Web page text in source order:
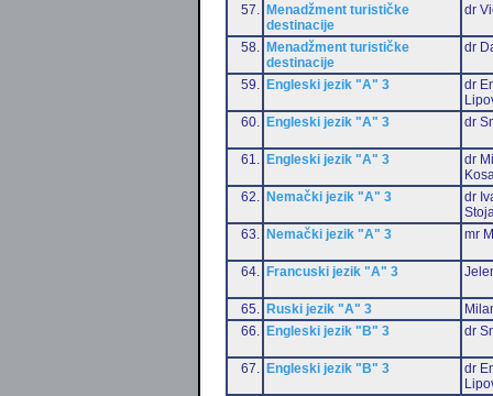
57.
Menadžment turističke
destinacije
dr
58.
Menadžment turističke
destinacije
dr
59. Engleski jezik "A" 3
dr
60.
Engleski jezik "A" 3 dr
61. Engleski jezik "A" 3
dr
62.
Nemački jezik "A" 3
dr
63.
Nemački jezik "A" 3 mr
64. Francuski jezik "A" 3
65. Ruski jezik "A" 3
66.
Engleski jezik "B" 3 dr
67. Engleski jezik "B" 3
dr